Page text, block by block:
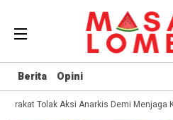
Berita Opini
Tolak Aksi Anarkis Demi Menjaga